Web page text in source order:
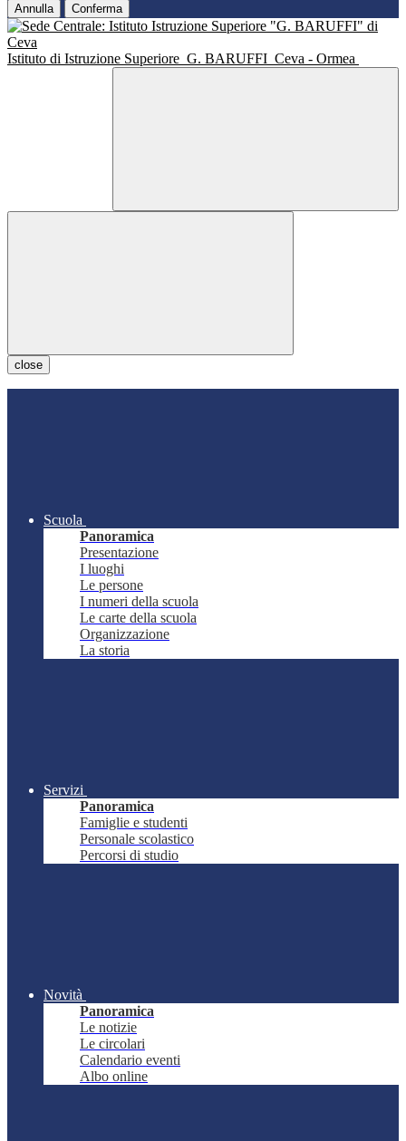
Annulla Conferma
Istituto di Istruzione Superiore G. BARUFFI Ceva - Ormea
close
Scuola
Panoramica
Presentazione
I luoghi
Le persone
I numeri della scuola
Le carte della scuola
Organizzazione
La storia
Servizi
Panoramica
Famiglie e studenti
Personale scolastico
Percorsi di studio
Novità
Panoramica
Le notizie
Le circolari
Calendario eventi
Albo online